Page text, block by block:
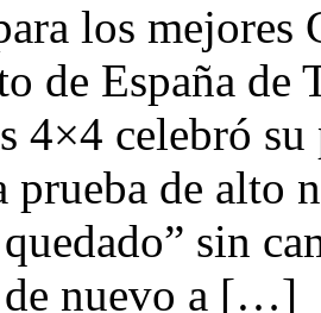
los
de España
4×4 celebró
prueba de alto
sin
de nuevo a […]